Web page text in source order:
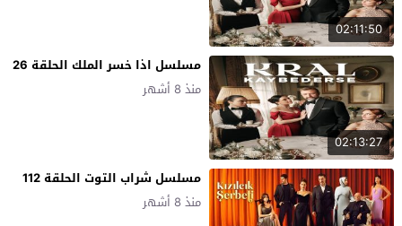
02:11:50
02:13:27
مسلسل اذا خسر الملك الحلقة 26
منذ 8 أشهر
مسلسل شراب التوت الحلقة 112
منذ 8 أشهر